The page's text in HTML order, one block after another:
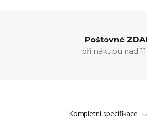
Poštovné
při nákupu nad
Kompletní specifikace